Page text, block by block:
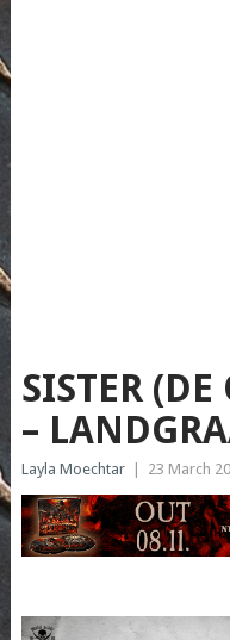
SISTER
–
Layla Moechtar 23 March